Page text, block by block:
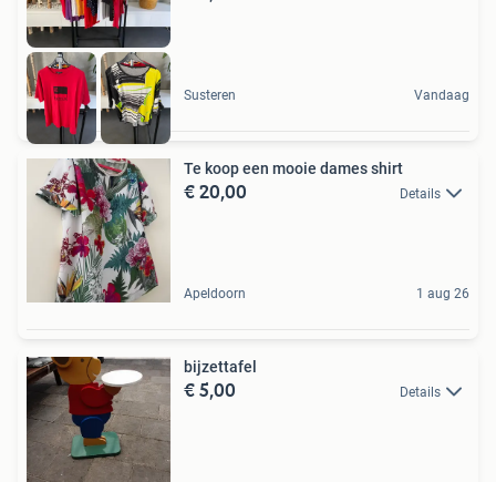
Susteren Vandaag
Te koop een mooie dames shirt
€ 20,00 Details
Apeldoorn 1 aug 26
bijzettafel
€ 5,00 Details